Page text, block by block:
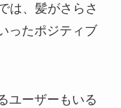
は、髪がさらさ
ったポジティブ
ユーザーもいる